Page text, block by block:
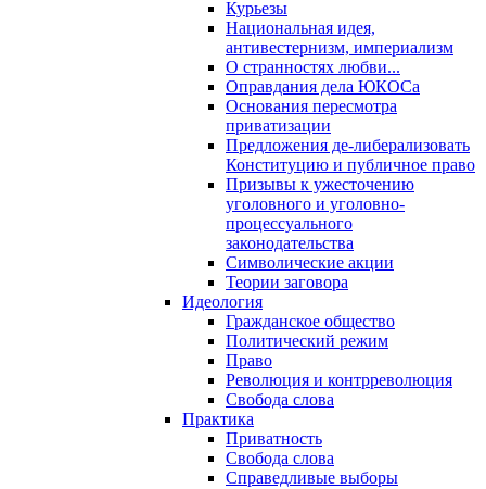
Курьезы
Национальная идея,
антивестернизм, империализм
О странностях любви...
Оправдания дела ЮКОСа
Основания пересмотра
приватизации
Предложения де-либерализовать
Конституцию и публичное право
Призывы к ужесточению
уголовного и уголовно-
процессуального
законодательства
Символические акции
Теории заговора
Идеология
Гражданское общество
Политический режим
Право
Революция и контрреволюция
Свобода слова
Практика
Приватность
Свобода слова
Справедливые выборы